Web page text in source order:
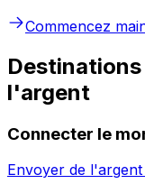
Commencez
l'argent
Connecter le
Envoyer de